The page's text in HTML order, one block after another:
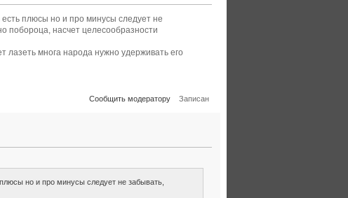
плюсы но и про минусы следует не
побороца, насчет целесообразности
лазеть многа народа нужно удерживать его
Сообщить модератору Записан
но и про минусы следует не забывать,